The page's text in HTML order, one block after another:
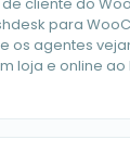
para
os agentes
loja e online